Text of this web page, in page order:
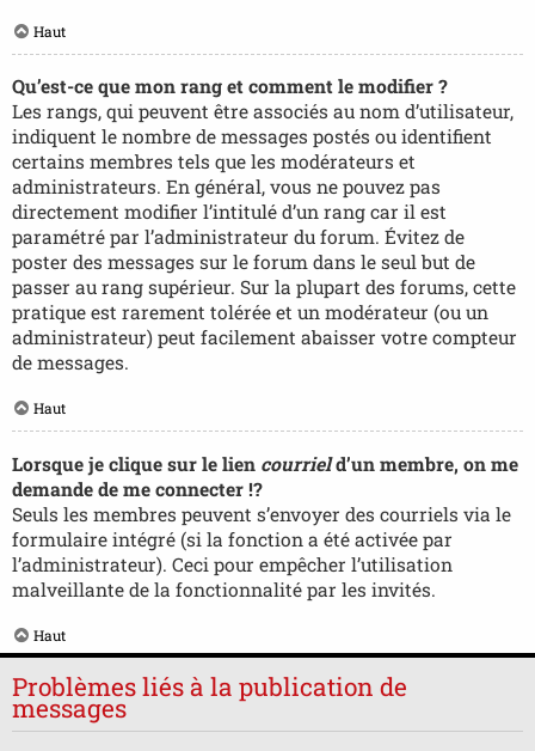
Haut
Qu’est-ce que mon rang et comment le modifier ?
Les rangs, qui peuvent être associés au nom d’utilisateur,
indiquent le nombre de messages postés ou identifient
certains membres tels que les modérateurs et
administrateurs. En général, vous ne pouvez pas
directement modifier l’intitulé d’un rang car il est
paramétré par l’administrateur du forum. Évitez de
poster des messages sur le forum dans le seul but de
passer au rang supérieur. Sur la plupart des forums, cette
pratique est rarement tolérée et un modérateur (ou un
administrateur) peut facilement abaisser votre compteur
de messages.
Haut
Lorsque je clique sur le lien courrield’un membre, on me
demande de me connecter !?
Seuls les membres peuvent s’envoyer des courriels via le
formulaire intégré (si la fonction a été activée par
l’administrateur). Ceci pour empêcher l’utilisation
malveillante de la fonctionnalité par les invités.
Haut
Problèmes liés à la publication de
messages